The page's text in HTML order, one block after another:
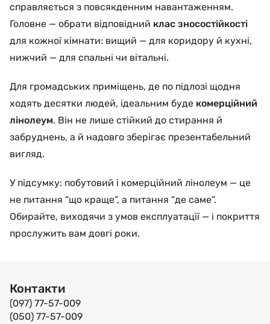
справляється з повсякденним навантаженням.
Головне — обрати відповідний клас зносостійкості
для кожної кімнати: вищий — для коридору й кухні,
нижчий — для спальні чи вітальні.
Для громадських приміщень, де по підлозі щодня
ходять десятки людей, ідеальним буде комерційний
лінолеум. Він не лише стійкий до стирання й
забруднень, а й надовго зберігає презентабельний
вигляд.
У підсумку: побутовий і комерційний лінолеум — це
не питання “що краще”, а питання “де саме”.
Обирайте, виходячи з умов експлуатації — і покриття
прослужить вам довгі роки.
Контакти
(097) 77-57-009
(050) 77-57-009